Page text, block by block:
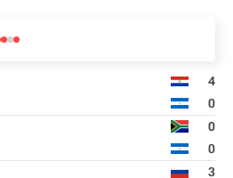
4
0
0
0
3